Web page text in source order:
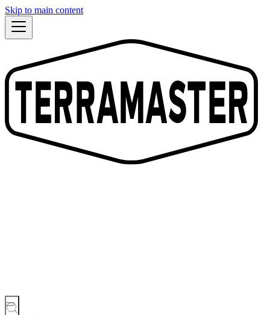
Skip to main content